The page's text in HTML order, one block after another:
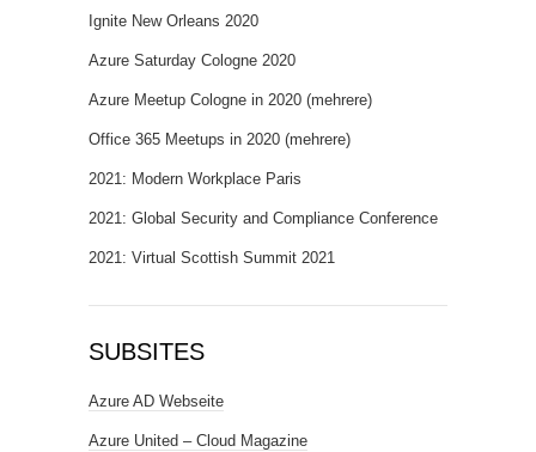
Ignite New Orleans 2020
Azure Saturday Cologne 2020
Azure Meetup Cologne in 2020 (mehrere)
Office 365 Meetups in 2020 (mehrere)
2021: Modern Workplace Paris
2021: Global Security and Compliance Conference
2021: Virtual Scottish Summit 2021
SUBSITES
Azure AD Webseite
Azure United – Cloud Magazine